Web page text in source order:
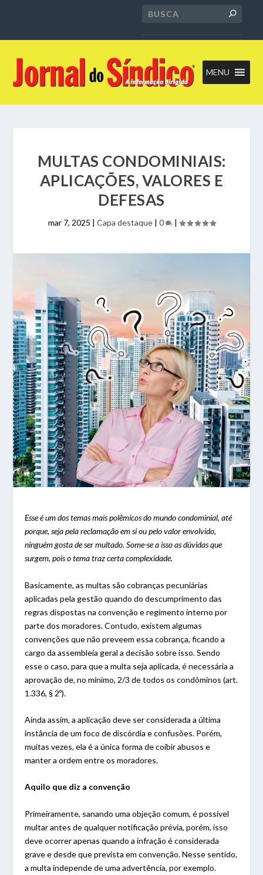
MENU
MULTAS CONDOMINIAIS:
APLICAÇÕES, VALORES E
DEFESAS
mar 7, 2025 | Capa destaque| 0 |
Esse é um dos temas mais polêmicos do mundo condominial, até
porque, seja pela reclamação em si ou pelo valor envolvido,
ninguém gosta de ser multado. Some-se a isso as dúvidas que
surgem, pois o tema traz certa complexidade.
Basicamente, as multas são cobranças pecuniárias
aplicadas pela gestão quando do descumprimento das
regras dispostas na convenção e regimento interno por
parte dos moradores. Contudo, existem algumas
convenções que não preveem essa cobrança, ficando a
cargo da assembleia geral a decisão sobre isso. Sendo
esse o caso, para que a multa seja aplicada, é necessária a
aprovação de, no mínimo, 2/3 de todos os condôminos (art.
1.336, § 2º).
Ainda assim, a aplicação deve ser considerada a última
instância de um foco de discórdia e confusões. Porém,
muitas vezes, ela é a única forma de coibir abusos e
manter a ordem entre os moradores.
Aquilo que diz a convenção
Primeiramente, sanando uma objeção comum, é possível
multar antes de qualquer notificação prévia, porém, isso
deve ocorrer apenas quando a infração é considerada
grave e desde que prevista em convenção. Nesse sentido,
a multa independe de uma advertência, por exemplo.